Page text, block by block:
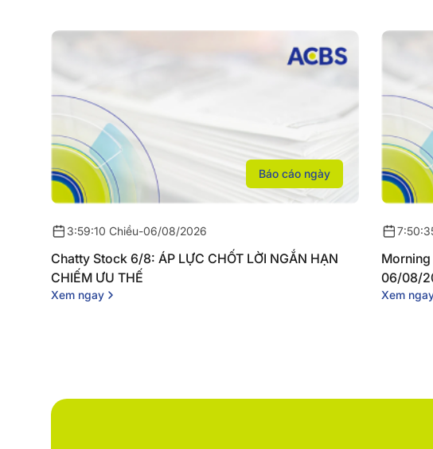
Báo cáo ngày
3:59:10 Chiều-06/08/2026
Chatty Stock 6/8: ÁP LỰC CHỐT LỜI NGẮN HẠN
CHIẾM ƯU THẾ
Xem ngay
Morning
06/08/
Xem